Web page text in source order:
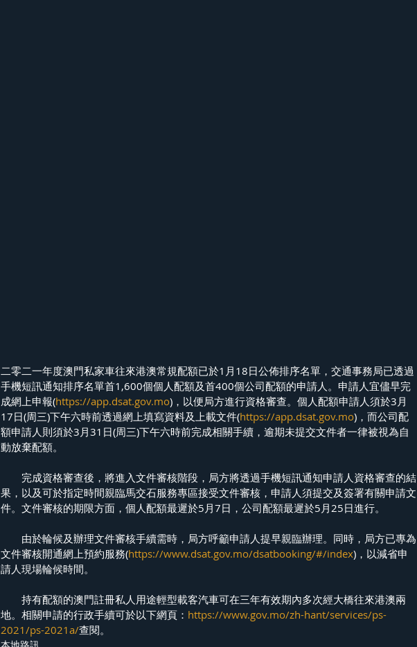
二零二一年度澳門私家車往來港澳常規配額已於1月18日公佈排序名單，交通事務局已透過
手機短訊通知排序名單首1,600個個人配額及首400個公司配額的申請人。申請人宜儘早完
成網上申報(https://app.dsat.gov.mo)，以便局方進行資格審查。個人配額申請人須於3月
17日(周三)下午六時前透過網上填寫資料及上載文件(https://app.dsat.gov.mo)，而公司配
額申請人則須於3月31日(周三)下午六時前完成相關手續，逾期未提交文件者一律被視為自
動放棄配額。
完成資格審查後，將進入文件審核階段，局方將透過手機短訊通知申請人資格審查的結
果，以及可於指定時間親臨馬交石服務專區接受文件審核，申請人須提交及簽署有關申請文
件。文件審核的期限方面，個人配額最遲於5月7日，公司配額最遲於5月25日進行。
由於輪候及辦理文件審核手續需時，局方呼籲申請人提早親臨辦理。同時，局方已專為
文件審核開通網上預約服務(https://www.dsat.gov.mo/dsatbooking/#/index)，以減省申
請人現場輪候時間。
持有配額的澳門註冊私人用途輕型載客汽車可在三年有效期內多次經大橋往來港澳兩
地。相關申請的行政手續可於以下網頁： https://www.gov.mo/zh-hant/services/ps-
2021/ps-2021a/查閱。